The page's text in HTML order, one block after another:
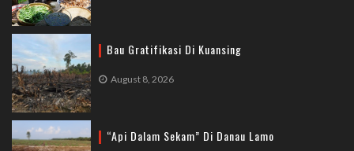
Bau Gratifikasi Di Kuansing
August 8, 2026
“Api Dalam Sekam” Di Danau Lamo